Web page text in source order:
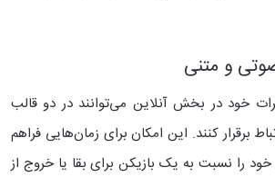
خود در بخش آنلاین می‌توانند در دو قالب
برقرار کنند. این امکان برای زمان‌هایی فراهم
را نسبت به یک بازیکن برای بقا یا خروج از